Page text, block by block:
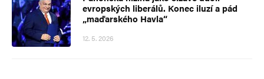
evropských liberálů. Konec iluzí a pád
„maďarského Havla“
12. 5. 2026